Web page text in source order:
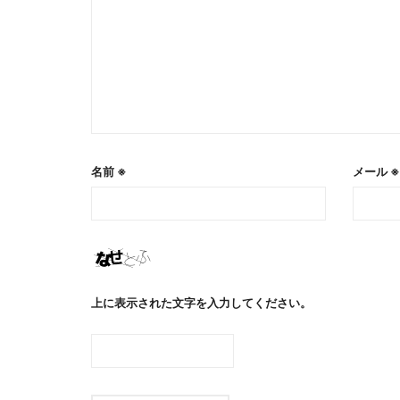
名前 ※ メール※
上に表示された文字を入力してください。